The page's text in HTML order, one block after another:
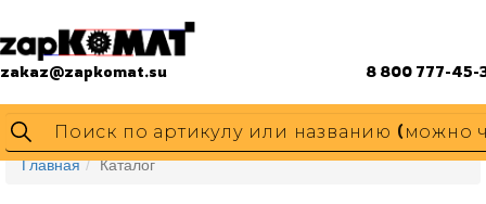
zakaz@zapkomat.su 8 800 777-45-
Главная Каталог